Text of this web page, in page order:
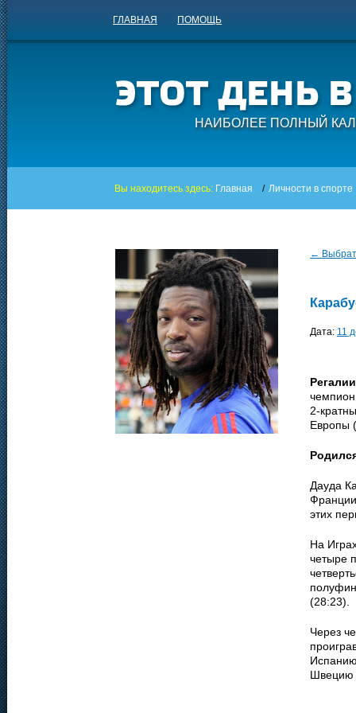
ГЛАВНАЯ ПОМОЩЬ
НАИБОЛЕЕ ПОЛНЫЙ
Вы находитесь здесь: Главная / Личности в спорте
←
Дата: 11
2-
Европы
Дауда
этих
На
четыре
(28:23).
Через
Швецию